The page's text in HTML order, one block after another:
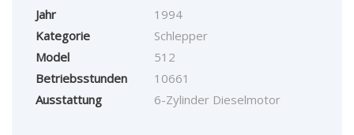
Jahr
1994
Kategorie
Schlepper
Model
512
Betriebsstunden
10661
Ausstattung
6-Zylinder Dieselmotor